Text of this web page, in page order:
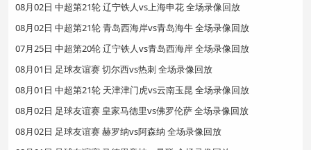
08月02日 中超第21轮 辽宁铁人vs上海申花 全场录像回放
08月02日 中超第21轮 青岛西海岸vs青岛海牛 全场录像回放
07月25日 中超第20轮 辽宁铁人vs青岛西海岸 全场录像回放
08月01日 足球友谊赛 切尔西vs热刺 全场录像回放
08月01日 中超第21轮 天津津门虎vs云南玉昆 全场录像回放
08月02日 足球友谊赛 皇家马德里vs佛罗伦萨 全场录像回放
08月02日 足球友谊赛 赫罗纳vs阿森纳 全场录像回放